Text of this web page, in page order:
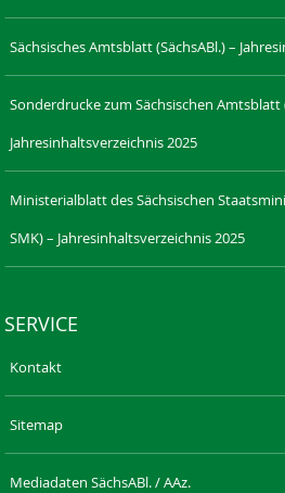
Sächsisches Amtsblatt (SächsABl.) –
Sonderdrucke zum Sächsischen Amtsblatt
Jahresinhaltsverzeichnis 2025
Ministerialblatt des Sächsischen
SMK) – Jahresinhaltsverzeichnis 2025
SERVICE
Kontakt
Sitemap
Mediadaten SächsABl. / AAz.